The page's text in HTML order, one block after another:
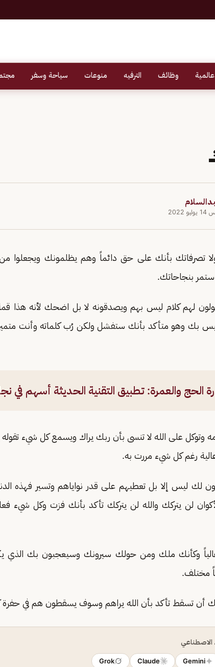
وظائف الترفيه منوعات سياحة وسفر
تصرفاتك بأنك على حق دائماً وهم يظلمونك ويجعلوا
بنجاحاتك.
لهم كلام ليس بهم ويصدقونه لا بل اضحك لأنه هذا
بك وهو متأكد بأنك ستفشل ولكن رُب كلماته وأنت
الحج والعمرة: تطبيق التقنية الحديثة أسهم في
وتوكل على الله لا تنسى بأن ربك يراك ويسمع كل شيء
رغم كل شيء مررت به.
لك ليس إلا بل تعطيهم على قدر نواياهم وتسير فهذه
لن يتركك والله لن يتركك تأكد بأنك فزت وكل شيء
وكأنك ملك ومن حولك سيرونك وسيعجبون بك الذي
مختلف.
أن تسقط تأكد بأن الله يراهم وسوف يسقطون هم في حفرة
الاصطناعي
Gemini
Claude
Grok